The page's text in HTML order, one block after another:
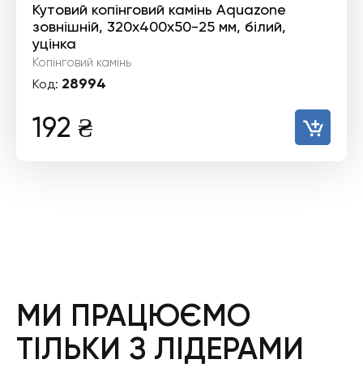
Кутовий копінговий камінь Aquazone
зовнішній, 320x400x50-25 мм, білий,
уцінка
Копінговий камінь
Код: 28994
192 ₴
МИ ПРАЦЮЄМО
ТІЛЬКИ З ЛІДЕРАМИ